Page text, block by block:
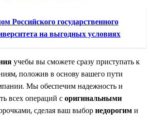
Российского государственного
на выгодных условиях
учебы вы сможете сразу приступать к
положив в основу вашего пути
Мы обеспечим надежность и
всех операций соригинальными
сделая ваш выборнедорогими